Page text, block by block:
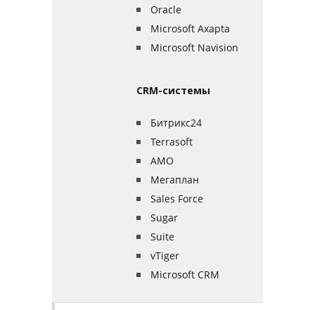
Oracle
Microsoft Axapta
Microsoft Navision
CRM-системы
Битрикс24
Terrasoft
AMO
Мегаплан
Sales Force
Sugar
Suite
vTiger
Microsoft CRM